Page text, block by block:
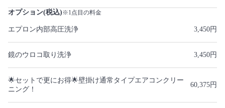
オプション(税込)※1点目の料金
エプロン内部高圧洗浄 3,450円
鏡のウロコ取り洗浄 3,450円
🌟セットで更にお得🌟壁掛け通常タイプエアコンクリー
ニング！
60,375円